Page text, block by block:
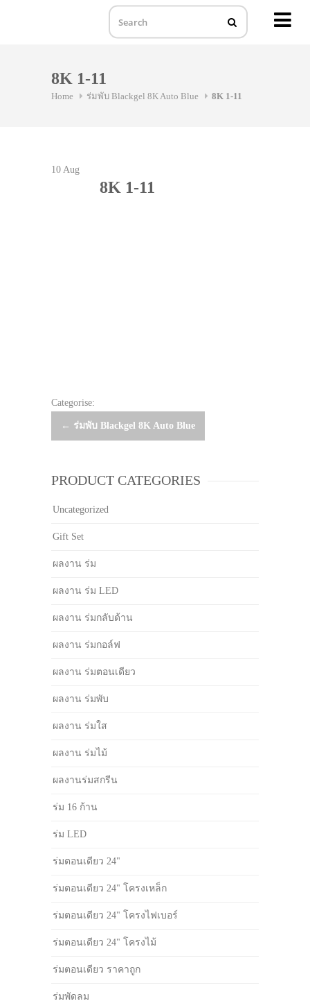
8K 1-11
Home ร่มพับ Blackgel 8K Auto Blue 8K 1-11
10 Aug
8K 1-11
Categorise:
Post
← ร่มพับ Blackgel 8K Auto Blue
PRODUCT CATEGORIES
Uncategorized
Gift Set
ผลงาน ร่ม
ผลงาน ร่ม LED
ผลงาน ร่มกลับด้าน
ผลงาน ร่มกอล์ฟ
ผลงาน ร่มตอนเดียว
ผลงาน ร่มพับ
ผลงาน ร่มใส
ผลงาน ร่มไม้
ผลงานร่มสกรีน
ร่ม 16 ก้าน
ร่ม LED
ร่มตอนเดียว 24"
ร่มตอนเดียว 24" โครงเหล็ก
ร่มตอนเดียว 24" โครงไฟเบอร์
ร่มตอนเดียว 24" โครงไม้
ร่มตอนเดียว ราคาถูก
ร่มพัดลม